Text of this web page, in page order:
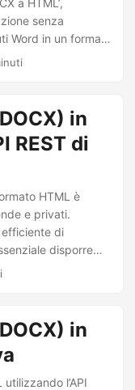
a HTML’,
senza
Word in un formato
un professionista
in
REST di
HTML è
e privati.
efficiente di
disporre
i
i documenti Word
dei in
l’API